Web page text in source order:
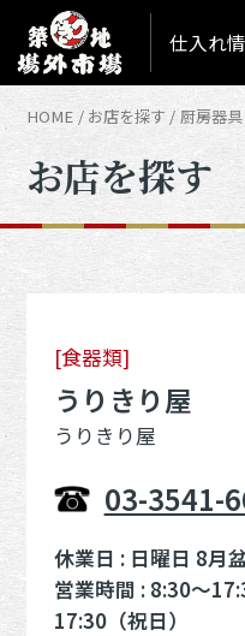
仕入れ
HOME お店を探す 厨房器具
お店を探す
[食器類]
うりきり屋
うりきり屋
03-3541-
休業日 : 日曜日 8月
営業時間 : 8:30～
17:30（祝日）